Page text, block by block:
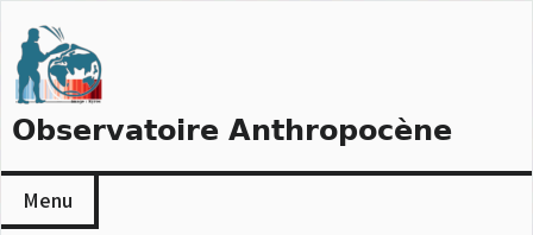
to
content
Observatoire Anthropocène
Menu